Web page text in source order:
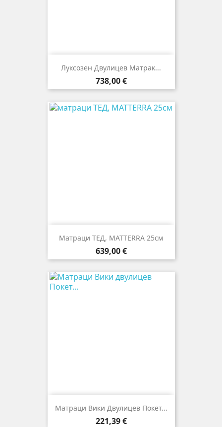
Луксозен Двулицев Матрак...
Цена
738,00 €
Матраци ТЕД, MATTERRA 25см
Цена
639,00 €
Матраци Вики Двулицев Покет...
Цена
221,39 €